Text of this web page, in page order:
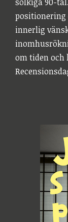
positionering
innerlig
om tiden och